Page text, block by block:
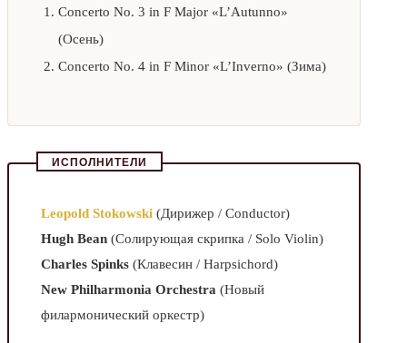
Concerto No. 3 in F Major «L’Autunno»
(Осень)
Concerto No. 4 in F Minor «L’Inverno» (Зима)
ИСПОЛНИТЕЛИ
Leopold Stokowski (Дирижер / Conductor)
Hugh Bean (Солирующая скрипка / Solo Violin)
Charles Spinks (Клавесин / Harpsichord)
New Philharmonia Orchestra (Новый
филармонический оркестр)